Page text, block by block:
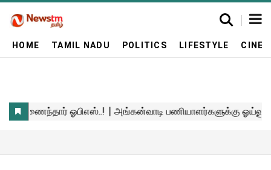
HOME TAMIL NADU POLITICS LIFESTYLE